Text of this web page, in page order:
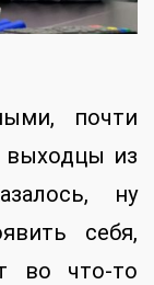
почти
из
ну
себя,
во что-то